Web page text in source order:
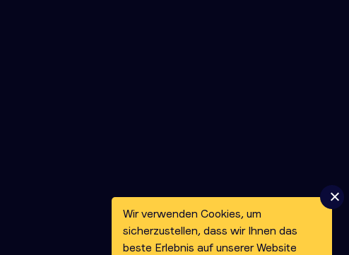
Wir verwenden Cookies, um
sicherzustellen, dass wir Ihnen das
beste Erlebnis auf unserer Website